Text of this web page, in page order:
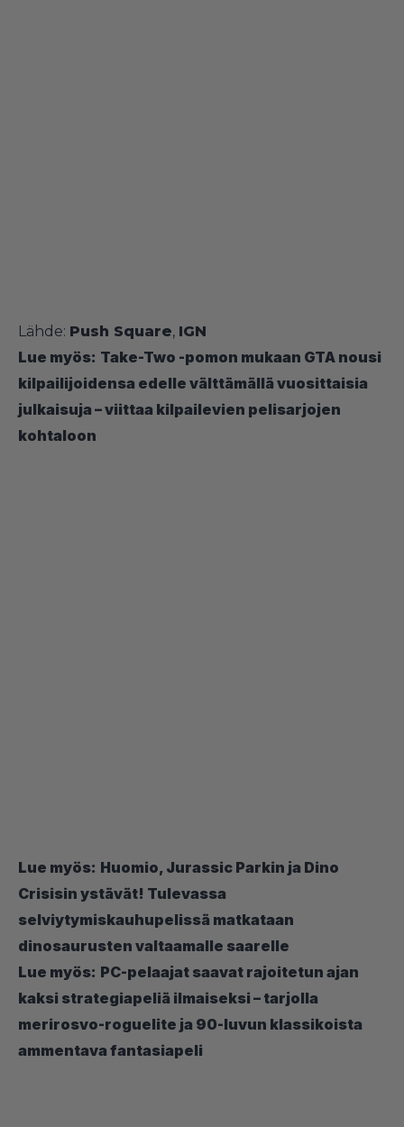
Lähde: Push Square, IGN
Lue myös: Take-Two -pomon mukaan GTA nousi
kilpailijoidensa edelle välttämällä vuosittaisia
julkaisuja – viittaa kilpailevien pelisarjojen
kohtaloon
Lue myös: Huomio, Jurassic Parkin ja Dino
Crisisin ystävät! Tulevassa
selviytymiskauhupelissä matkataan
dinosaurusten valtaamalle saarelle
Lue myös: PC-pelaajat saavat rajoitetun ajan
kaksi strategiapeliä ilmaiseksi – tarjolla
merirosvo-roguelite ja 90-luvun klassikoista
ammentava fantasiapeli